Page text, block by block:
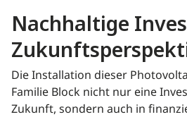
Nachhaltige
Die Installation dieser
Familie Block nicht nur eine
Zukunft, sondern auch in